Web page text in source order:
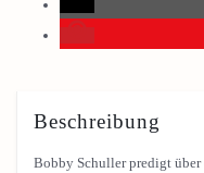
Beschreibung
Bobby Schuller predigt über